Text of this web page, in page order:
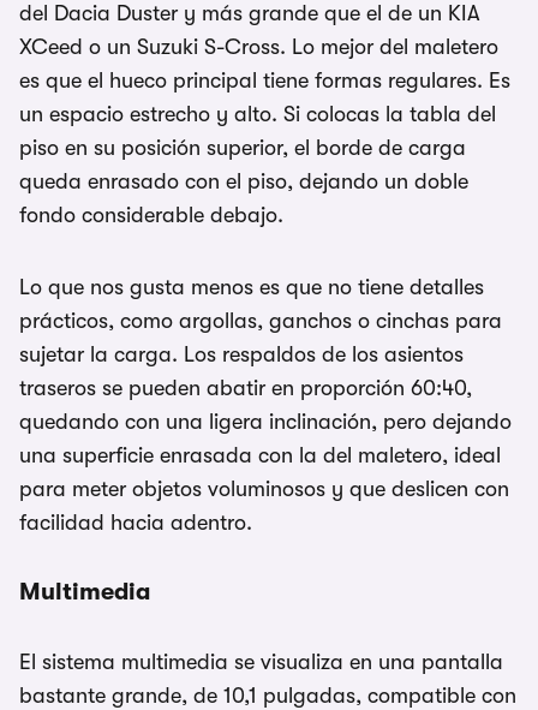
del Dacia Duster y más grande que el de un KIA
XCeed o un Suzuki S-Cross. Lo mejor del maletero
es que el hueco principal tiene formas regulares. Es
un espacio estrecho y alto. Si colocas la tabla del
piso en su posición superior, el borde de carga
queda enrasado con el piso, dejando un doble
fondo considerable debajo.
Lo que nos gusta menos es que no tiene detalles
prácticos, como argollas, ganchos o cinchas para
sujetar la carga. Los respaldos de los asientos
traseros se pueden abatir en proporción 60:40,
quedando con una ligera inclinación, pero dejando
una superficie enrasada con la del maletero, ideal
para meter objetos voluminosos y que deslicen con
facilidad hacia adentro.
Multimedia
El sistema multimedia se visualiza en una pantalla
bastante grande, de 10,1 pulgadas, compatible con